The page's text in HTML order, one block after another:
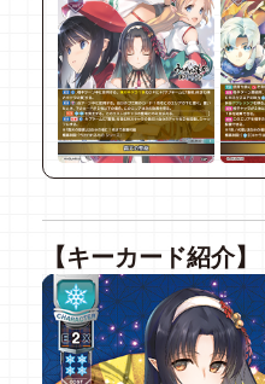
【キーカード紹介】